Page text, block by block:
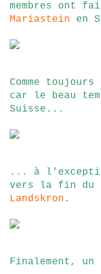
membres ont
Mariastein en
Comme
car le beau
Suisse...
... à
vers la fin du
Landskron .
Finalement,